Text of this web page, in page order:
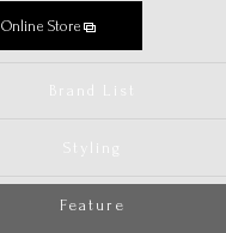
Online Store
Brand List
Styling
Feature